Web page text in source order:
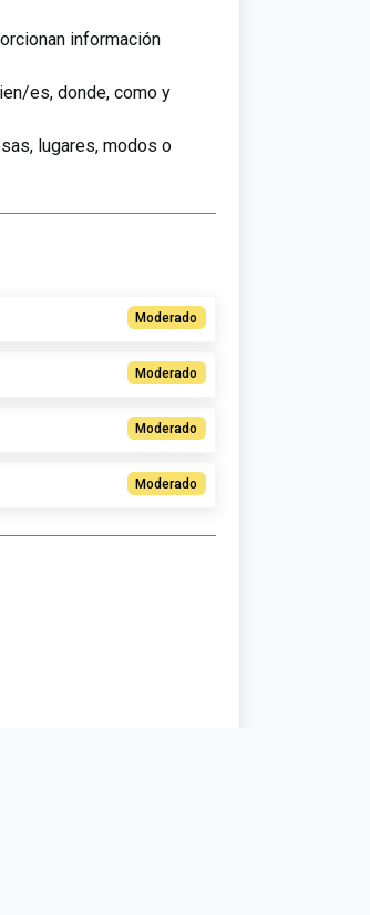
información
es, donde, como y
lugares, modos o
Moderado
Moderado
Moderado
Moderado